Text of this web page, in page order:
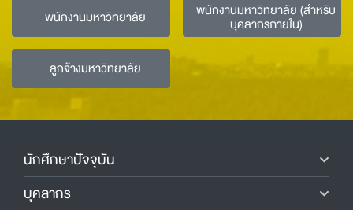
พนักงานมหาวิทยาลัย พนักงานมหาวิทยาลัย (สำหรับ
บุคลากรภายใน)
ลูกจ้างมหาวิทยาลัย
นักศึกษาปัจจุบัน
บุคลากร